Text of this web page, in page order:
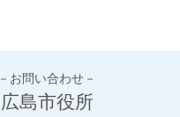
－お問い合わせ－
広島市役所